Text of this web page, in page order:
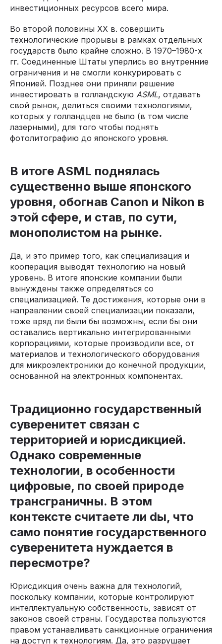
инвестиционных ресурсов всего мира.
Во второй половины XX в. совершить
технологические прорывы в рамках отдельных
государств было крайне сложно. В 1970–1980-х
гг. Соединенные Штаты уперлись во внутренние
ограничения и не смогли конкурировать с
Японией. Позднее они приняли решение
инвестировать в голландскую ASML, отдавать
свой рынок, делиться своими технологиями,
которых у голландцев не было (в том числе
лазерными), для того чтобы поднять
фотолитографию до японского уровня.
В итоге ASML поднялась
существенно выше японского
уровня, обогнав Canon и Nikon в
этой сфере, и став, по сути,
монополистом на рынке.
Да, и это пример того, как специализация и
кооперация выводят технологию на новый
уровень. В итоге японские компании были
вынуждены также определяться со
специализацией. Те достижения, которые они в
направлении своей специализации показали,
тоже вряд ли были бы возможны, если бы они
оставались вертикально интегрированными
корпорациями, которые производили все, от
материалов и технологического оборудования
для микроэлектроники до конечной продукции,
основанной на электронных компонентах.
Традиционно государственный
суверенитет связан с
территорией и юрисдикцией.
Однако современные
технологии, в особенности
цифровые, по своей природе
трансграничны. В этом
контексте считаете ли dы, что
само понятие государственного
суверенитета нуждается в
пересмотре?
Юрисдикция очень важна для технологий,
поскольку компании, которые контролируют
интеллектуальную собственность, зависят от
законов своей страны. Государства пользуются
правом устанавливать санкционные ограничения
на доступ к технологиям. Да, это разрушает